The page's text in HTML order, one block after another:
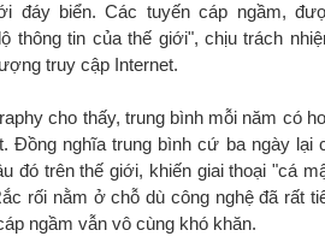
đáy biển. Các tuyến cáp ngầm,
thông tin của thế giới", chịu trách
truy cập Internet.
cho thấy, trung bình mỗi năm có
Đồng nghĩa trung bình cứ ba ngày lại
đó trên thế giới, khiến giai thoại "cá
rối nằm ở chỗ dù công nghệ đã rất
ngầm vẫn vô cùng khó khăn.